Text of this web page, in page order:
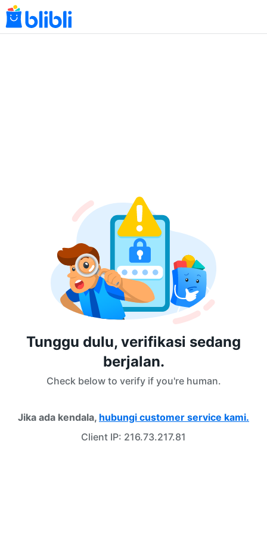
Tunggu dulu, verifikasi sedang
berjalan.
Check below to verify if you're human.
Jika ada kendala, hubungi customer service kami.
Client IP: 216.73.217.81